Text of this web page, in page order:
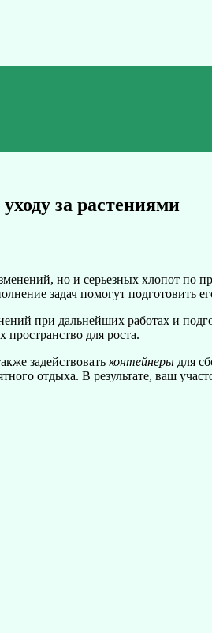
за растениями
но и серьезных хлопот по
задач помогут подготовить
при дальнейших работах и
пространство для роста.
задействовать контейнеры для
отдыха. В результате, ваш